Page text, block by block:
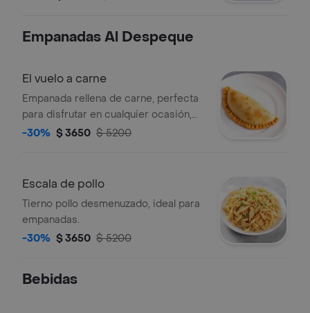
Empanadas Al Despeque
El vuelo a carne
Empanada rellena de carne, perfecta
para disfrutar en cualquier ocasión,
con un toque de tradición.
-30% $ 3650 $ 5200
Escala de pollo
Tierno pollo desmenuzado, ideal para
empanadas.
-30% $ 3650 $ 5200
Bebidas